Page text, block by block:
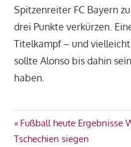
Spitzenreiter FC Bayern
drei Punkte verkürzen.
Titelkampf – und
sollte Alonso bis dahin
haben.
Vorheriger
Beitrag:
Fußball heute Ergebnisse
Tschechien siegen